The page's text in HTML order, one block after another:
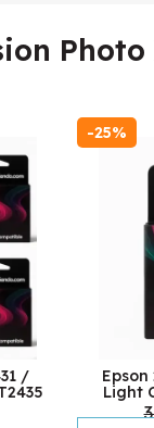
Photo
/
-25%
Light